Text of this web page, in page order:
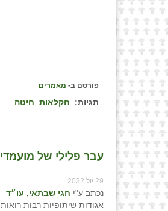
פורסם ב- מאמרים
תגיות: חקלאות חיטה
עבר פלילי של
29 יול 2022
נכתב ע"י חגי שבתאי, עו״ד
אגודות שיתופיות רבות